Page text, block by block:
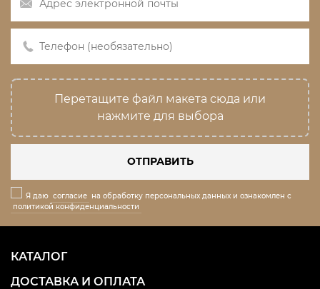
Перетащите файл макета сюда или
нажмите для выбора
ОТПРАВИТЬ
Я даю согласие на обработку персональных данных и ознакомлен с
политикой конфиденциальности
КАТАЛОГ
ДОСТАВКА И ОПЛАТА